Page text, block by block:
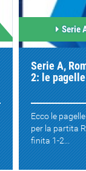
Serie
Serie A,
2: le pagelle
Ecco le
per la partita
finita 1-2...